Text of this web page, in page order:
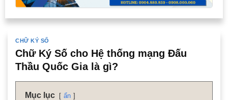
CHỮ KÝ SỐ
Chữ Ký Số cho Hệ thống mạng Đấu
Thầu Quốc Gia là gì?
Mục lục ẩn